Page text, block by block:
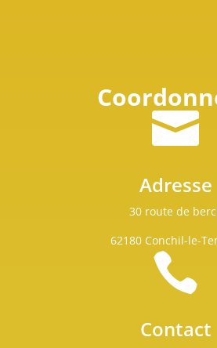

Adresse
30 route de
62180 Conchil-le-

Contact